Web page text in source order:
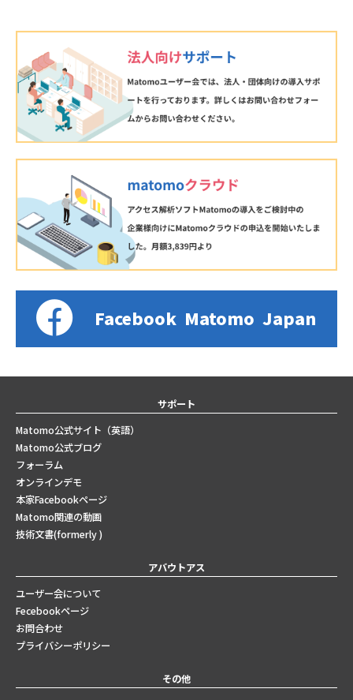
Facebook Matomo Japan
サポート
Matomo公式サイト（英語）
Matomo公式ブログ
フォーラム
オンラインデモ
本家Facebookページ
Matomo関連の動画
技術文書(formerly )
アバウトアス
ユーザー会について
Fecebookページ
お問合わせ
プライバシーポリシー
その他